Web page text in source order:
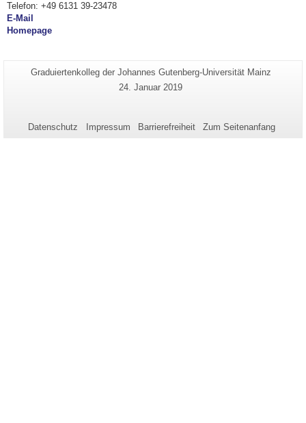
Telefon: +49 6131 39-23478
E-Mail
Homepage
Zusätzliche
Informationen
Seite
Seiten-
Graduiertenkolleg der Johannes Gutenberg-Universität Mainz
Letzte
24. Januar 2019
Datenschutz Impressum Barrierefreiheit Zum Seitenanfang